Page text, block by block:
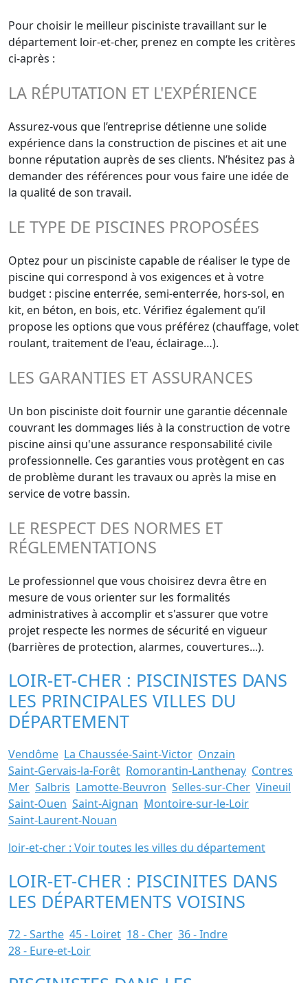
Pour choisir le meilleur pisciniste travaillant sur le
département loir-et-cher, prenez en compte les critères
ci-après :
LA RÉPUTATION ET L'EXPÉRIENCE
Assurez-vous que l’entreprise détienne une solide
expérience dans la construction de piscines et ait une
bonne réputation auprès de ses clients. N’hésitez pas à
demander des références pour vous faire une idée de
la qualité de son travail.
LE TYPE DE PISCINES PROPOSÉES
Optez pour un pisciniste capable de réaliser le type de
piscine qui correspond à vos exigences et à votre
budget : piscine enterrée, semi-enterrée, hors-sol, en
kit, en béton, en bois, etc. Vérifiez également qu’il
propose les options que vous préférez (chauffage, volet
roulant, traitement de l'eau, éclairage…).
LES GARANTIES ET ASSURANCES
Un bon pisciniste doit fournir une garantie décennale
couvrant les dommages liés à la construction de votre
piscine ainsi qu'une assurance responsabilité civile
professionnelle. Ces garanties vous protègent en cas
de problème durant les travaux ou après la mise en
service de votre bassin.
LE RESPECT DES NORMES ET
RÉGLEMENTATIONS
Le professionnel que vous choisirez devra être en
mesure de vous orienter sur les formalités
administratives à accomplir et s'assurer que votre
projet respecte les normes de sécurité en vigueur
(barrières de protection, alarmes, couvertures...).
LOIR-ET-CHER : PISCINISTES DANS
LES PRINCIPALES VILLES DU
DÉPARTEMENT
Vendôme La Chaussée-Saint-Victor Onzain
Saint-Gervais-la-Forêt Romorantin-Lanthenay Contres
Mer Salbris Lamotte-Beuvron Selles-sur-Cher Vineuil
Saint-Ouen Saint-Aignan Montoire-sur-le-Loir
Saint-Laurent-Nouan
loir-et-cher : Voir toutes les villes du département
LOIR-ET-CHER : PISCINITES DANS
LES DÉPARTEMENTS VOISINS
72 - Sarthe 45 - Loiret 18 - Cher 36 - Indre
28 - Eure-et-Loir